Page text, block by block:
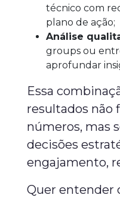
técnico com
plano de ação;
Análise
groups ou
aprofundar
Essa
resultados não
números, mas
decisões
engajamento,
Quer entender